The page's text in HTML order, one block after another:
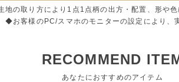
の取り方により1点1点柄の出方・配置、形や
◆お客様のPC/スマホのモニターの設定により、
RECOMMEND
あなたにおすすめのアイテム